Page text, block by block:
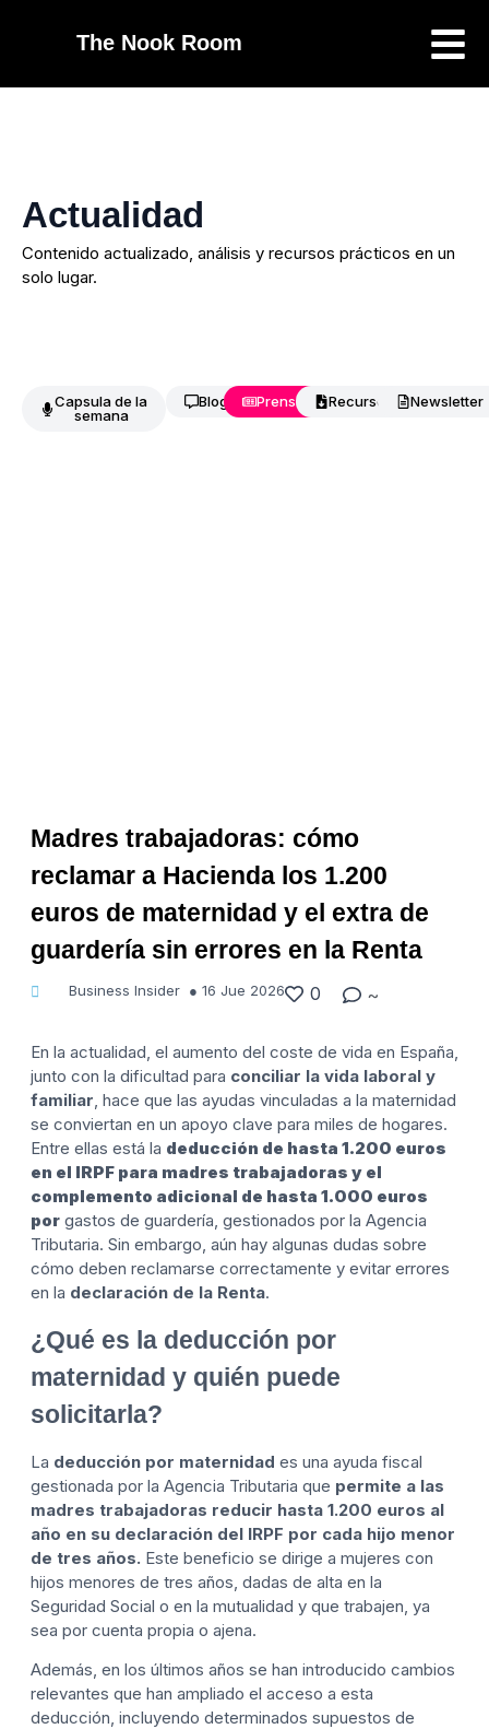
The Nook Room
Actualidad
Contenido actualizado, análisis y recursos prácticos en un
solo lugar.
Capsula de la
semana
Blog Prensa Recursos Newsletter
Madres trabajadoras: cómo
reclamar a Hacienda los 1.200
euros de maternidad y el extra de
guardería sin errores en la Renta
Business Insider ● 16 Jue 2026 0 ~
En la actualidad, el aumento del coste de vida en España,
junto con la dificultad para conciliar la vida laboral y
familiar, hace que las ayudas vinculadas a la maternidad
se conviertan en un apoyo clave para miles de hogares.
Entre ellas está la deducción de hasta 1.200 euros
en el IRPF para madres trabajadoras y el
complemento adicional de hasta 1.000 euros
por gastos de guardería, gestionados por la Agencia
Tributaria. Sin embargo, aún hay algunas dudas sobre
cómo deben reclamarse correctamente y evitar errores
en la declaración de la Renta.
¿Qué es la deducción por
maternidad y quién puede
solicitarla?
La deducción por maternidad es una ayuda fiscal
gestionada por la Agencia Tributaria que permite a las
madres trabajadoras reducir hasta 1.200 euros al
año en su declaración del IRPF por cada hijo menor
de tres años. Este beneficio se dirige a mujeres con
hijos menores de tres años, dadas de alta en la
Seguridad Social o en la mutualidad y que trabajen, ya
sea por cuenta propia o ajena.
Además, en los últimos años se han introducido cambios
relevantes que han ampliado el acceso a esta
deducción, incluyendo determinados supuestos de